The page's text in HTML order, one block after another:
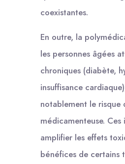
coexistantes.
En outre, la
les personnes âgées
chroniques (diabète,
insuffisance
notablement le risque
médicamenteuse.
amplifier les effets
bénéfices de certains